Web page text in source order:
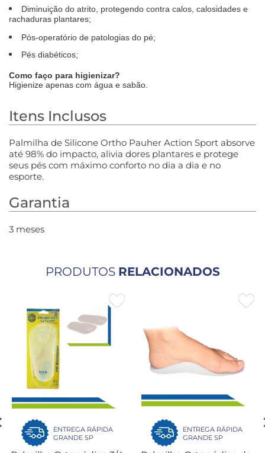
Diminuição do atrito, protegendo contra calos, calosidades e
rachaduras plantares;
Pós-operatório de patologias do pé;
Pés diabéticos;
Como faço para higienizar?
Higienize apenas com água e sabão.
Itens Inclusos
Palmilha de Silicone Ortho Pauher Action Sport absorve
até 98% do impacto, alivia dores plantares e protege
seus pés com máximo conforto no dia a dia e no
esporte.
Garantia
3 meses
PRODUTOS RELACIONADOS
ENTREGA RÁPIDA
GRANDE SP
ENTREGA RÁPIDA
GRANDE SP